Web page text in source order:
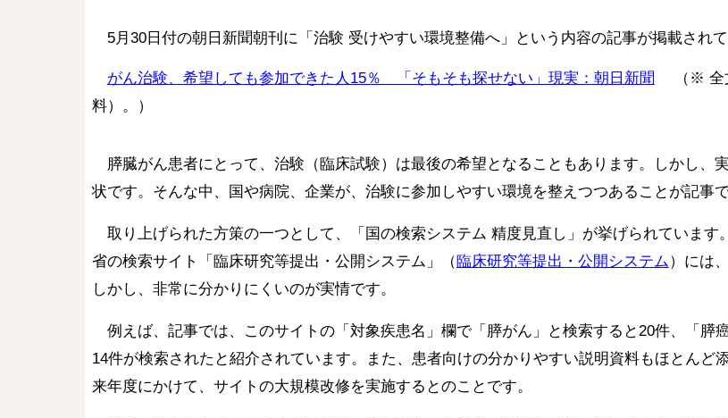
5月30日付の朝日新聞朝刊に「治験 受けやすい環境整備へ」という内容の記事が掲載されて
がん治験、希望しても参加できた人15％ 「そもそも探せない」現実：朝日新聞 （※ 全
料）。）
膵臓がん患者にとって、治験（臨床試験）は最後の希望となることもあります。しかし、
状です。そんな中、国や病院、企業が、治験に参加しやすい環境を整えつつあることが記事
取り上げられた方策の一つとして、「国の検索システム 精度見直し」が挙げられていま
省の検索サイト「臨床研究等提出・公開システム」
（臨床研究等提出・公開システム） には
しかし、非常に分かりにくいのが実情です。
例えば、記事では、このサイトの「対象疾患名」欄で「膵がん」と検索すると20件、「膵
14件が検索されたと紹介されています。また、患者向けの分かりやすい説明資料もほとんど
来年度にかけて、サイトの大規模改修を実施するとのことです。